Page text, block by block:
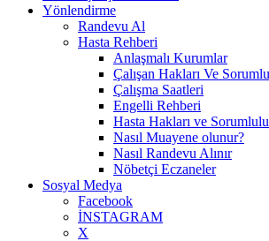
Yönlendirme
Randevu Al
Hasta Rehberi
Anlaşmalı Kurumlar
Çalışan Hakları Ve
Çalışma Saatleri
Engelli Rehberi
Hasta Hakları ve
Nasıl Muayene olunur?
Nasıl Randevu Alınır
Nöbetçi Eczaneler
Sosyal Medya
Facebook
İNSTAGRAM
X